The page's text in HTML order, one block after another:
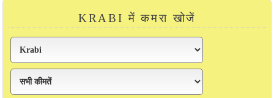
KRABI में कमरा खोजें